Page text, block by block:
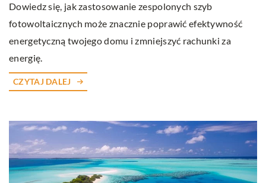
Dowiedz się, jak zastosowanie zespolonych szyb
fotowoltaicznych może znacznie poprawić efektywność
energetyczną twojego domu i zmniejszyć rachunki za
energię.
CZYTAJ DALEJ